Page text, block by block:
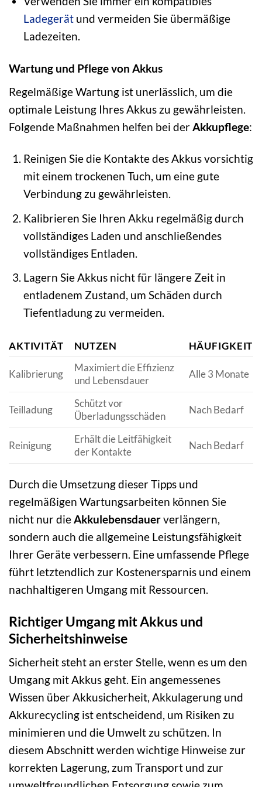
Ladegerätund vermeiden Sie übermäßige
Ladezeiten.
Wartung und Pflege von Akkus
Regelmäßige Wartung ist unerlässlich, um die
optimale Leistung Ihres Akkus zu gewährleisten.
Folgende Maßnahmen helfen bei der Akkupflege:
Reinigen Sie die Kontakte des Akkus vorsichtig
mit einem trockenen Tuch, um eine gute
Verbindung zu gewährleisten.
Kalibrieren Sie Ihren Akku regelmäßig durch
vollständiges Laden und anschließendes
vollständiges Entladen.
Lagern Sie Akkus nicht für längere Zeit in
entladenem Zustand, um Schäden durch
Tiefentladung zu vermeiden.
AKTIVITÄT NUTZEN HÄUFIGKEIT
Kalibrierung
Maximiert die Effizienz
und Lebensdauer
Alle 3 Monate
Teilladung
Schützt vor
Überladungsschäden
Nach Bedarf
Reinigung
Erhält die Leitfähigkeit
der Kontakte
Nach Bedarf
Durch die Umsetzung dieser Tipps und
regelmäßigen Wartungsarbeiten können Sie
nicht nur dieAkkulebensdauerverlängern,
sondern auch die allgemeine Leistungsfähigkeit
Ihrer Geräte verbessern. Eine umfassende Pflege
führt letztendlich zur Kostenersparnis und einem
nachhaltigeren Umgang mit Ressourcen.
Richtiger Umgang mit Akkus und
Sicherheitshinweise
Sicherheit steht an erster Stelle, wenn es um den
Umgang mit Akkus geht. Ein angemessenes
Wissen über Akkusicherheit, Akkulagerung und
Akkurecycling ist entscheidend, um Risiken zu
minimieren und die Umwelt zu schützen. In
diesem Abschnitt werden wichtige Hinweise zur
korrekten Lagerung, zum Transport und zur